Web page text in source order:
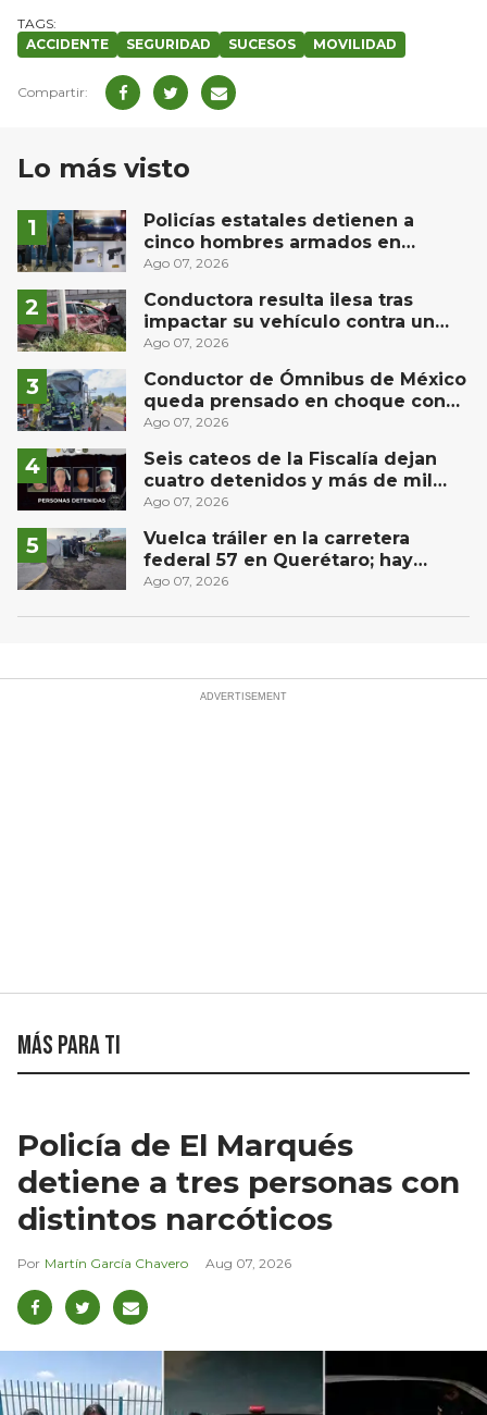
ACCIDENTE SEGURIDAD SUCESOS MOVILIDAD
Lo más visto
Policías estatales detienen a
cinco hombres armados en
Puebla capital
Ago 07, 2026
Conductora resulta ilesa tras
impactar su vehículo contra un
muro en Huimilpan
Ago 07, 2026
Conductor de Ómnibus de México
queda prensado en choque con
materialista en San Juan del Río
Ago 07, 2026
Seis cateos de la Fiscalía dejan
cuatro detenidos y más de mil
dosis aseguradas en Querétaro
Ago 07, 2026
Vuelca tráiler en la carretera
federal 57 en Querétaro; hay
derrame de combustible
Ago 07, 2026
Más para ti
Policía de El Marqués
detiene a tres personas con
distintos narcóticos
Martín García Chavero Aug 07, 2026